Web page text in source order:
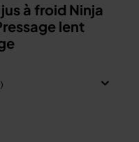
à froid Ninja
lent